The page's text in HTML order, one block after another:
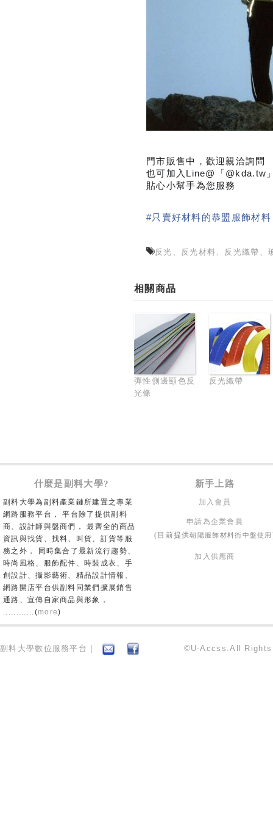
門市販售中，歡迎親洽詢問
也可加入Line@「@kda.tw
貼心小幫手為您服務
#只賣好材料的恭盟服飾材料
反光、反光材料、反光織帶、
相關商品
彈性側邊顯色反
光條
反光織帶
什麼是副料大學? 新手上路
副料大學為副料產業鏈所建置之專業
網路服務平台， 平台除了提供副料
商、設計師與盤商們， 最齊全的商品
資訊與找貨、找料、叫貨、訂貨等服
務之外， 同時集合了最新流行趨勢、
時尚風格、服飾配件、時裝成衣、手
創設計、攝影藝術、精品設計情報、
網路開店平台供副料同業們擴展銷售
通路、宣傳自家商品與形象，
............(more)
加入會員
申請為企業會員
(目前提供朝陽服飾材料街中盤使用
加入供應商
副料大學數位服務平台 | ©U-Accss.All Rights